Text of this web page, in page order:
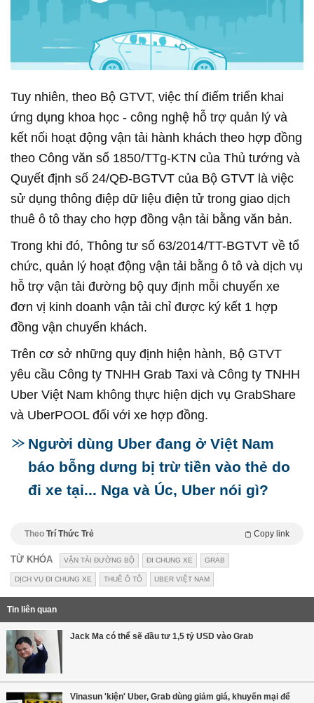
Tuy nhiên, theo Bộ GTVT, việc thí điếm triển khai
ứng dụng khoa học - công nghệ hỗ trợ quản lý và
kết nối hoạt động vận tải hành khách theo hợp đồng
theo Công văn số 1850/TTg-KTN của Thủ tướng và
Quyết định số 24/QĐ-BGTVT của Bộ GTVT là việc
sử dụng thông điệp dữ liệu điện tử trong giao dịch
thuê ô tô thay cho hợp đồng vận tải bằng văn bản.
Trong khi đó, Thông tư số 63/2014/TT-BGTVT về tổ
chức, quản lý hoạt động vận tải bằng ô tô và dịch vụ
hỗ trợ vận tải đường bộ quy định mỗi chuyến xe
đơn vị kinh doanh vận tải chỉ được ký kết 1 hợp
đồng vận chuyển khách.
Trên cơ sở những quy định hiện hành, Bộ GTVT
yêu cầu Công ty TNHH Grab Taxi và Công ty TNHH
Uber Việt Nam không thực hiện dịch vụ GrabShare
và UberPOOL đối với xe hợp đồng.
Người dùng Uber đang ở Việt Nam
báo bỗng dưng bị trừ tiền vào thẻ do
đi xe tại... Nga và Úc, Uber nói gì?
Theo Trí Thức Trẻ Copy link
TỪ KHÓA VẬN TẢI ĐƯỜNG BỘ ĐI CHUNG XE GRAB
DỊCH VỤ ĐI CHUNG XE THUÊ Ô TÔ UBER VIỆT NAM
Tin liên quan
Jack Ma có thể sẽ đầu tư 1,5 tỷ USD vào Grab
Vinasun 'kiện' Uber, Grab dùng giảm giá, khuyến mại để